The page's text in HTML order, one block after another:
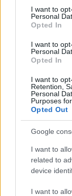
consent section.
I want to
Personal
Opted In
I want to
Personal
Opted In
I want to
Retention,
Personal
Purposes
Opted Out
Google
I want to
related to
device
I want to
Andrea Innocenti · 5